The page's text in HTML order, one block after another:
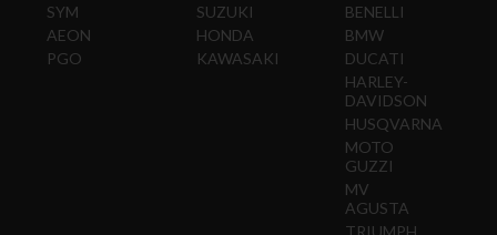
SYM
AEON
PGO
SUZUKI
HONDA
KAWASAKI
BENELLI
BMW
DUCATI
HARLEY-
DAVIDSON
HUSQVARNA
MOTO
GUZZI
MV
AGUSTA